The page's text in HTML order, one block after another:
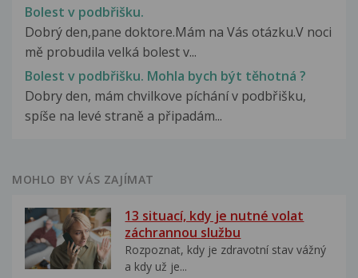
Bolest v podbřišku.
Dobrý den,pane doktore.Mám na Vás otázku.V noci
mě probudila velká bolest v...
Bolest v podbřišku. Mohla bych být těhotná ?
Dobry den, mám chvilkove píchání v podbřišku,
spíše na levé straně a připadám...
MOHLO BY VÁS ZAJÍMAT
13 situací, kdy je nutné volat
záchrannou službu
Rozpoznat, kdy je zdravotní stav vážný
a kdy už je...